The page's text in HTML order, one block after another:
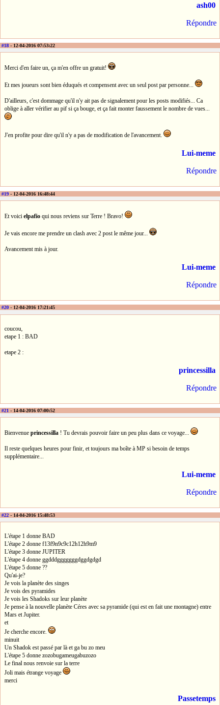
ash00
Répondre
#18 - 12-04-2016 07:53:22
Merci d'en faire un, ça m'en offre un gratuit!
Et mes joueurs sont bien éduqués et compensent avec un seul post par personne...
D'ailleurs, c'est dommage qu'il n'y ait pas de signalement pour les posts modifiés... Ca
oblige à aller vérifier au pif si ça bouge, et ça fait monter faussement le nombre de vues...
J'en profite pour dire qu'il n'y a pas de modification de l'avancement.
Lui-meme
Répondre
#19 - 12-04-2016 16:48:44
Et voici elpafio qui nous reviens sur Terre ! Bravo!
Je vais encore me prendre un clash avec 2 post le même jour...
Avancement mis à jour.
Lui-meme
Répondre
#20 - 12-04-2016 17:21:45
coucou,
etape 1 : BAD
etape 2 :
princessilla
Répondre
#21 - 14-04-2016 07:00:52
Bienvenue princessilla ! Tu devrais pouvoir faire un peu plus dans ce voyage...
Il reste quelques heures pour finir, et toujours ma boîte à MP si besoin de temps
supplémentaire...
Lui-meme
Répondre
#22 - 14-04-2016 15:48:53
L'étape 1 donne BAD
L'étape 2 donne f13f9n9c9c12h12h9m9
L'étape 3 donne JUPITER
L'étape 4 donne ggdddgggggggdggdgdgd
L'étape 5 donne ??
Qu'ai-je?
Je vois la planète des singes
Je vois des pyramides
Je vois les Shadoks sur leur planète
Je pense à la nouvelle planète Céres avec sa pyramide (qui est en fait une montagne) entre
Mars et Jupiter.
et
Je cherche encore.
minuit
Un Shadok est passé par là et ga bu zo meu
L'étape 5 donne zozobugameugabuzozo
Le final nous renvoie sur la terre
Joli mais étrange voyage
merci
Passetemps